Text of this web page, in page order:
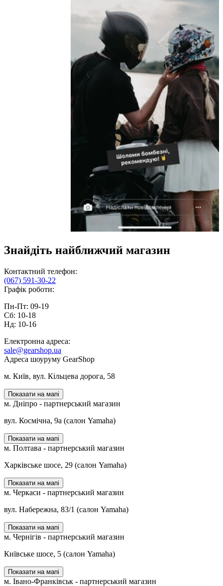
Знайдіть найближчий магазин
Контактний телефон:
(067) 591-30-22
Графік роботи:
Пн-Пт: 09-19
Сб: 10-18
Нд: 10-16
Електронна адреса:
sale@gearshop.ua
Адреса шоуруму GearShop
м. Київ, вул. Кільцева дорога, 58
Показати на мапі
м. Дніпро - партнерський магазин
вул. Космічна, 9а (салон Yamaha)
Показати на мапі
м. Полтава - партнерський магазин
Харківське шосе, 29 (салон Yamaha)
Показати на мапі
м. Черкаси - партнерський магазин
вул. Набережна, 83/1 (салон Yamaha)
Показати на мапі
м. Чернігів - партнерський магазин
Київське шосе, 5 (салон Yamaha)
Показати на мапі
м. Івано-Франківськ - партнерський магазин